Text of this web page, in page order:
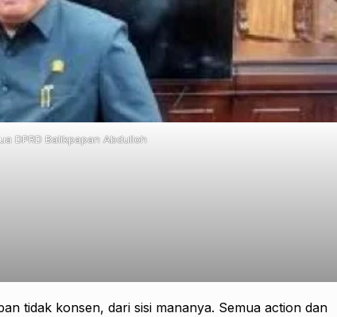
DPRD Balikpapan Abdulloh
tidak konsen, dari sisi mananya. Semua action dan